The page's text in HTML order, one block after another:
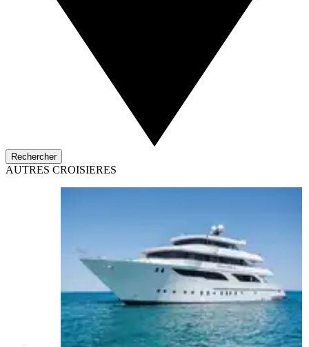
Rechercher
AUTRES CROISIERES